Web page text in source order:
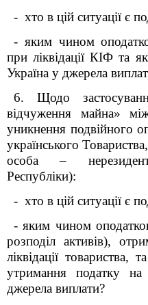
- хто в цій ситуації є
- яким чином
при ліквідації КІФ та
Україна у джерела
6. Щодо
відчуження майна»
уникнення подвійного
українського
особа –
Республіки):
- хто в цій ситуації є
- яким чином
розподіл активів),
ліквідації
утримання податку
джерела виплати?